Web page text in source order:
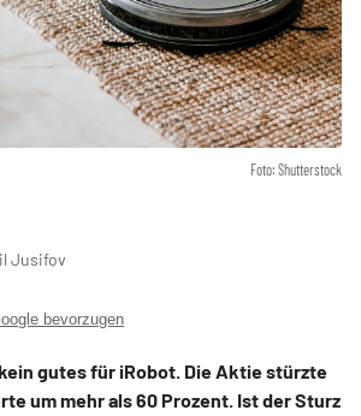
Foto: Shutterstock
Jusifov
bevorzugen
gutes für iRobot. Die Aktie stürzte
um mehr als 60 Prozent. Ist der Sturz